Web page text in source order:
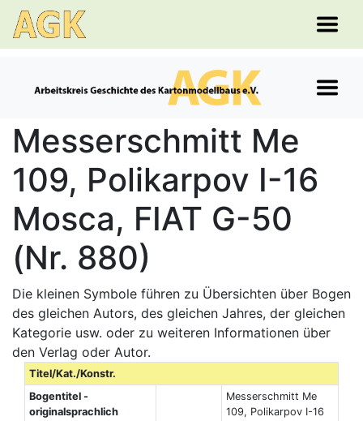
Messerschmitt Me
109, Polikarpov I-16
Mosca, FIAT G-50
(Nr. 880)
Die kleinen Symbole führen zu Übersichten über Bogen
des gleichen Autors, des gleichen Jahres, der gleichen
Kategorie usw. oder zu weiteren Informationen über
den Verlag oder Autor.
Titel/Kat./Konstr.
Bogentitel -
originalsprachlich
Messerschmitt Me
109, Polikarpov I-16